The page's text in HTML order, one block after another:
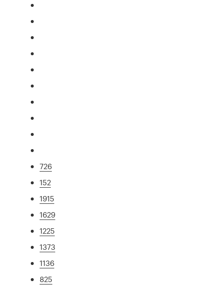
726
152
1915
1629
1225
1373
1136
825